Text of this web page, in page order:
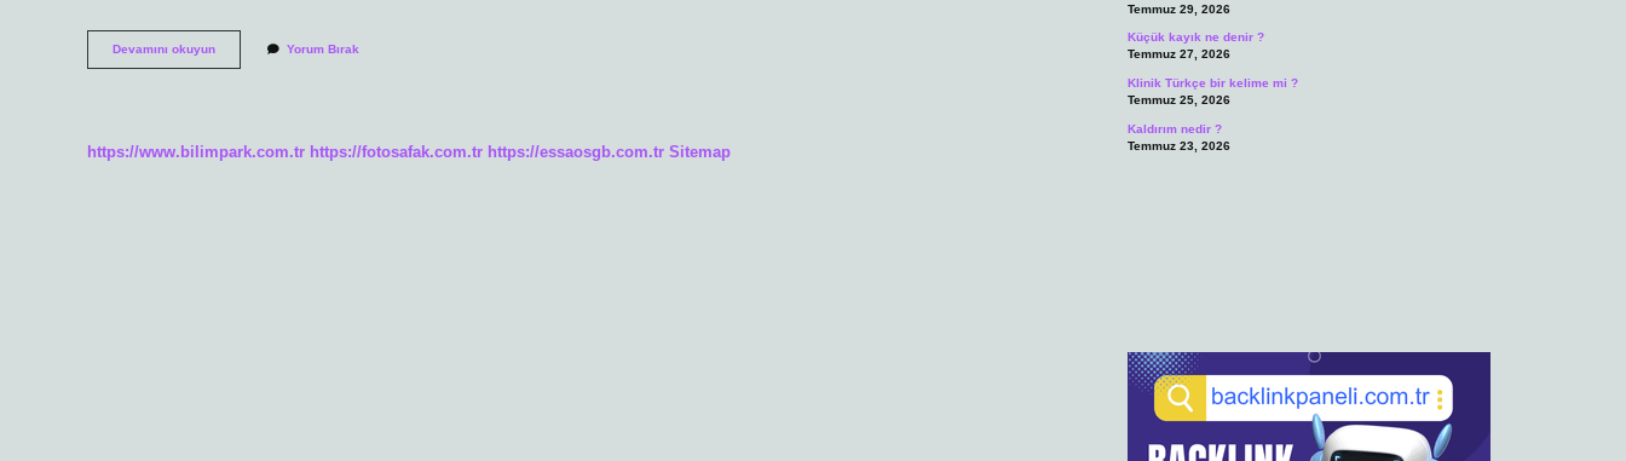
Devamını okuyun4
Yıllık
Yorum Bırak
https://www.bilimpark.com.tr https://fotosafak.com.tr https://essaosgb.com.tr Sitemap
Temmuz 29, 2026
Küçük kayık ne denir ?
Temmuz 27, 2026
Klinik Türkçe bir kelime mi ?
Temmuz 25, 2026
Kaldırım nedir ?
Temmuz 23, 2026